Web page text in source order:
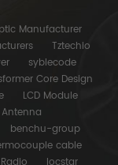
Manufacturer
Tztechio
syblecode
Core Design
LCD Module
benchu-group
cable